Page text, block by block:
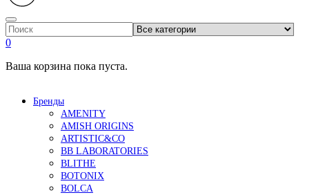
0
Ваша корзина пока пуста.
Бренды
AMENITY
AMISH ORIGINS
ARTISTIC&CO
BB LABORATORIES
BLITHE
BOTONIX
BOLCA